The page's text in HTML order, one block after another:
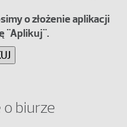
o złożenie aplikacji
"Aplikuj".
biurze